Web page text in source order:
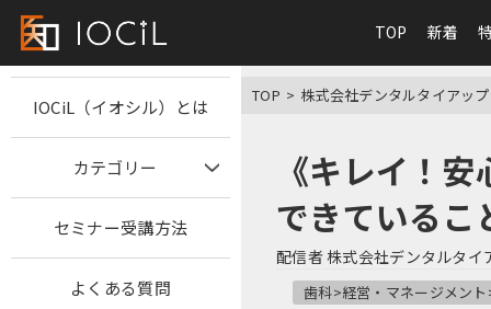
TOP 新着
TOP 株式会社デンタルタイアップ
《キレイ！
できているこ
配信者株式会社デンタルタイ
歯科>経営・マネージメン
IOCiL（イオシル）とは
カテゴリー
セミナー受講方法
よくある質問